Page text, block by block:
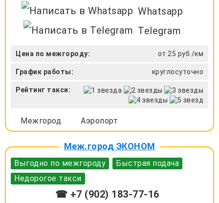
Whatsapp
Telegram
Цена по межгороду: от 25 руб./км
График работы: круглосуточно
Рейтинг такси:
Межгород Аэропорт
Меж.город ЭКОНОМ
Выгодно по межгороду
Быстрая подача
Недорогое такси
☎ +7 (902) 183-77-16